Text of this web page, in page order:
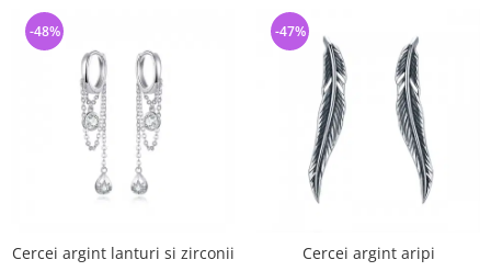
Cercei argint lanturi si zirconii
-48%
Cercei argint aripi
-47%